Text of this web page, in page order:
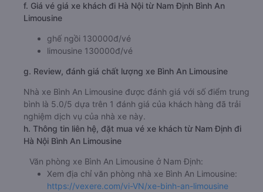
f. Giá vé giá xe khách đi Hà Nội từ Nam Định Bình An
Limousine
ghế ngồi 130000đ/vé
limousine 130000đ/vé
g. Review, đánh giá chất lượng xe Bình An Limousine
Nhà xe Bình An Limousine được đánh giá với số điểm trung
bình là 5.0/5 dựa trên 1 đánh giá của khách hàng đã trải
nghiệm dịch vụ của nhà xe này.
h. Thông tin liên hệ, đặt mua vé xe khách từ Nam Định đi
Hà Nội Bình An Limousine
Văn phòng xe Bình An Limousine ở Nam Định:
Xem địa chỉ văn phòng nhà xe Bình An Limousine:
https://vexere.com/vi-VN/xe-binh-an-limousine